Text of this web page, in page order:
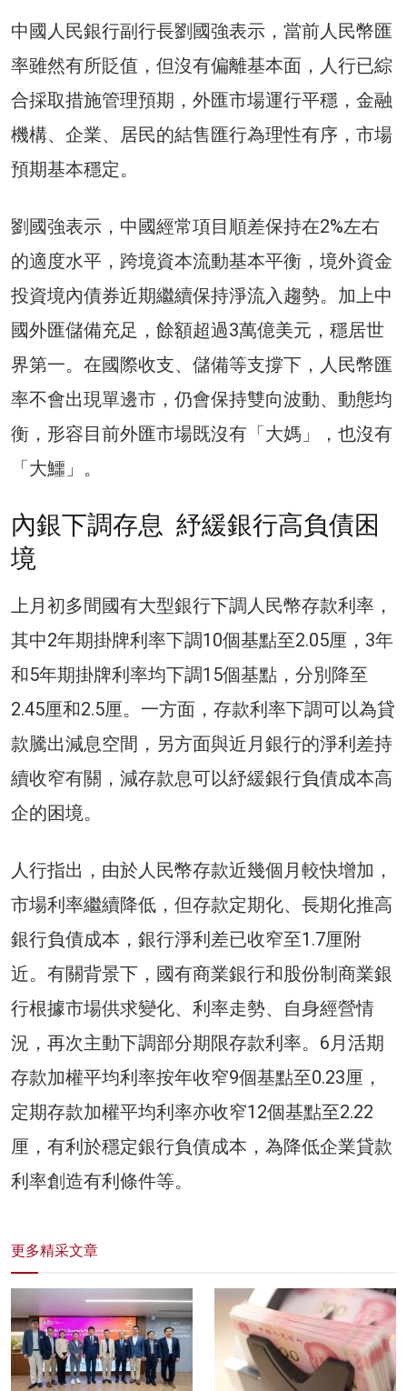
中國人民銀行副行長劉國強表示，當前人民幣匯
率雖然有所貶值，但沒有偏離基本面，人行已綜
合採取措施管理預期，外匯市場運行平穩，金融
機構、企業、居民的結售匯行為理性有序，市場
預期基本穩定。
劉國強表示，中國經常項目順差保持在2%左右
的適度水平，跨境資本流動基本平衡，境外資金
投資境內債券近期繼續保持淨流入趨勢。加上中
國外匯儲備充足，餘額超過3萬億美元，穩居世
界第一。在國際收支、儲備等支撐下，人民幣匯
率不會出現單邊市，仍會保持雙向波動、動態均
衡，形容目前外匯市場既沒有「大媽」，也沒有
「大鱷」。
內銀下調存息 紓緩銀行高負債困
境
上月初多間國有大型銀行下調人民幣存款利率，
其中2年期掛牌利率下調10個基點至2.05厘，3年
和5年期掛牌利率均下調15個基點，分別降至
2.45厘和2.5厘。一方面，存款利率下調可以為貸
款騰出減息空間，另方面與近月銀行的淨利差持
續收窄有關，減存款息可以紓緩銀行負債成本高
企的困境。
人行指出，由於人民幣存款近幾個月較快增加，
市場利率繼續降低，但存款定期化、長期化推高
銀行負債成本，銀行淨利差已收窄至1.7厘附
近。有關背景下，國有商業銀行和股份制商業銀
行根據市場供求變化、利率走勢、自身經營情
況，再次主動下調部分期限存款利率。6月活期
存款加權平均利率按年收窄9個基點至0.23厘，
定期存款加權平均利率亦收窄12個基點至2.22
厘，有利於穩定銀行負債成本，為降低企業貸款
利率創造有利條件等。
更多精采文章